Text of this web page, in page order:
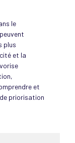
le
plus
et la
et
priorisation